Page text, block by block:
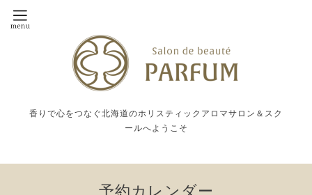
香りで心をつなぐ北海道のホリスティックアロマサロン＆スク
ールへようこそ
予約カレンダー